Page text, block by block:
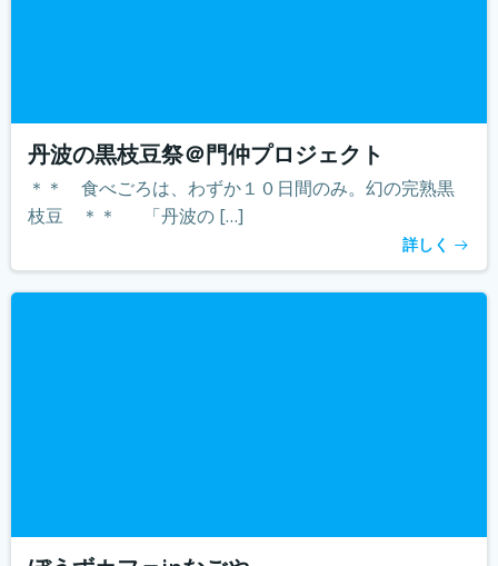
丹波の黒枝豆祭＠門仲プロジェクト
＊＊ 食べごろは、わずか１０日間のみ。幻の完熟黒
枝豆 ＊＊ 「丹波の […]
詳しく